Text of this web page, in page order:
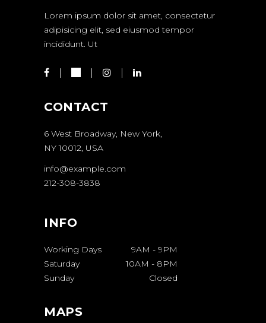
Lorem ipsum dolor sit amet, consectetur
adipisicing elit, sed eiusmod tempor
incididunt. Ut
CONTACT
6 West Broadway, New York,
NY 10012, USA
info@example.com
212-308-3838
INFO
Working Days 9AM - 9PM
Saturday
10AM - 8PM
Sunday
Closed
MAPS